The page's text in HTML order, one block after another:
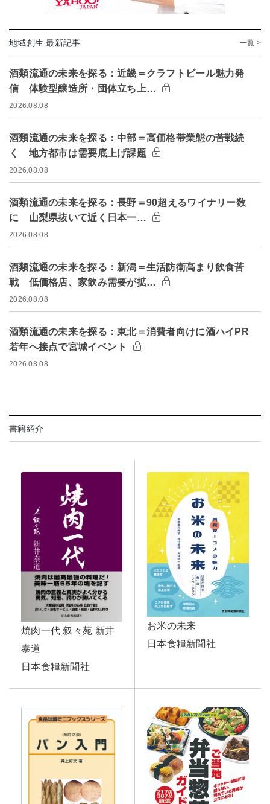
地域創生 最新記事 一覧 >
酒類流通の未来を探る：近畿＝クラフトビール魅力発
信 体験型醸造所・団体立ち上…
2026.08.08
酒類流通の未来を探る：中部＝高価格帯業態の苦戦続
く 地方都市は需要底上げ課題
2026.08.08
酒類流通の未来を探る：長野＝90超えるワイナリー数
に 山梨県抜いて近く日本一…
2026.08.08
酒類流通の未来を探る：新潟＝生活防衛高まり飲食苦
戦 低価格店、家飲み需要が拡…
2026.08.08
酒類流通の未来を探る：東北＝消費者向けに酒ハイPR
若年へ接点で宮城イベント
2026.08.08
書籍紹介
焼肉一代 叙々苑 新井
泰道
日本食糧新聞社
お米の未来
日本食糧新聞社